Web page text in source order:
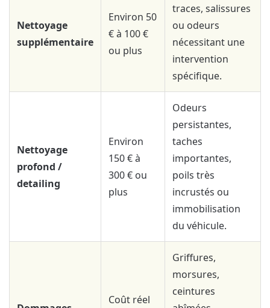
Nettoyage
supplémentaire
Environ 50
€ à 100 €
ou plus
traces, salissures
ou odeurs
nécessitant une
intervention
spécifique.
Nettoyage
profond /
detailing
Environ
150 € à
300 € ou
plus
Odeurs
persistantes,
taches
importantes,
poils très
incrustés ou
immobilisation
du véhicule.
Coût réel
Griffures,
morsures,
ceintures